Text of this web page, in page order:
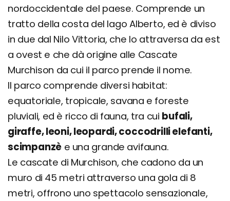
nordoccidentale del paese. Comprende un
tratto della costa del lago Alberto, ed è diviso
in due dal Nilo Vittoria, che lo attraversa da est
a ovest e che dà origine alle Cascate
Murchison da cui il parco prende il nome.
Il parco comprende diversi habitat:
equatoriale, tropicale, savana e foreste
pluviali, ed è ricco di fauna, tra cui bufali,
giraffe, leoni, leopardi, coccodrilli elefanti,
scimpanzè e una grande avifauna.
Le cascate di Murchison, che cadono da un
muro di 45 metri attraverso una gola di 8
metri, offrono uno spettacolo sensazionale,